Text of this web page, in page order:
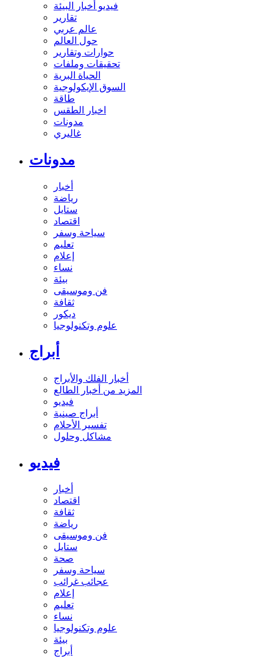
فيديو أخبار البيئة
تقارير
عالم عربي
حول العالم
حوارات وتقارير
تحقيقات وملفات
الحياة البرية
السوق الإيكولوجية
طاقة
اخبار الطقس
مدونات
غاليري
مدونات
أخبار
رياضة
ستايل
اقتصاد
سياحة وسفر
تعليم
إعلام
نساء
بيئة
فن وموسيقى
ثقافة
ديكور
علوم وتكنولوجيا
أبراج
أخبار الفلك والأبراج
المزيد من أخبار الطالع
فيديو
أبراج صينية
تفسير الأحلام
مشاكل وحلول
فيديو
أخبار
اقتصاد
ثقافة
رياضة
فن وموسيقى
ستايل
صحة
سياحة وسفر
عجائب غرائب
إعلام
تعليم
نساء
علوم وتكنولوجيا
بيئة
أبراج